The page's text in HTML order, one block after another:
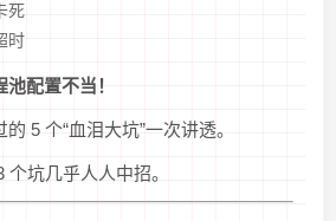
死
时
配置不当！
5 个“血泪大坑”一次讲透。
坑几乎人人中招。